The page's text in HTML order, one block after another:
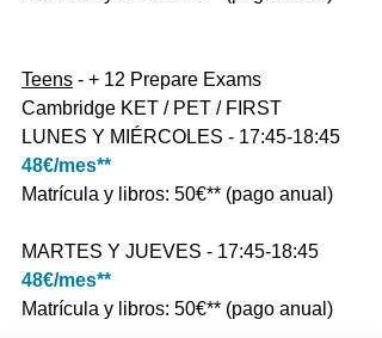
Teens - + 12 Prepare Exams
Cambridge KET / PET / FIRST
LUNES Y MIÉRCOLES - 17:45-18:45
48€/mes**
Matrícula y libros: 50€** (pago anual)
MARTES Y JUEVES - 17:45-18:45
48€/mes**
Matrícula y libros: 50€** (pago anual)